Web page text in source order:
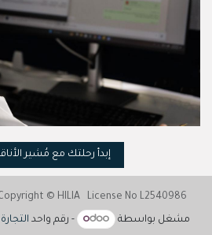
إبدأ رحلتك مع مُشير
© HILIA License No L2540986
مشغل بواسطة
- رقم واحد